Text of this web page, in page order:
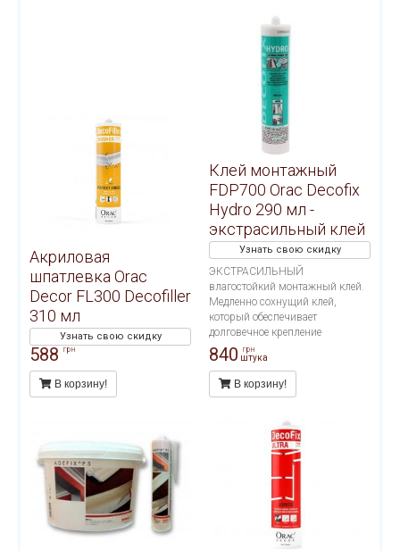
пористых поверхностях. Расход
тюбика 12 метров погонных.
Акриловая
шпатлевка Orac
Decor FL300 Decofiller
310 мл
Узнать свою скидку
588 грн
В корзину!
Клей монтажный
FDP700 Orac Decofix
Hydro 290 мл -
экстрасильный клей
Узнать свою скидку
ЭКСТРАСИЛЬНЫЙ
влагостойкий монтажный клей.
Медленно сохнущий клей,
который обеспечивает
долговечное крепление
декоративных профилей на
стенах и/или потолках. Подходит
для проведения внутренних
работ и применения на
Применяется во влажных
помещениях (ванных.
бассейнах, наружных работах).
Расход тюбика на 10-12 метров
840 грн
штука
В корзину!